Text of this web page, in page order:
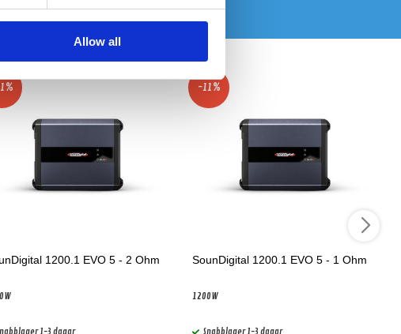
Allow all
1200.1 EVO 5 - 2 Ohm
1-3 dagar
-11%
SounDigital 1200.1 EVO 5 - 1 Ohm
1200W
Snabblager 1-3 dagar